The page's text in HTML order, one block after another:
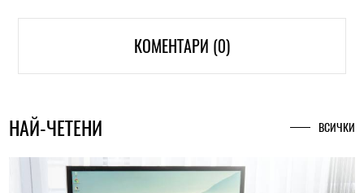
КОМЕНТАРИ (0)
НАЙ-ЧЕТЕНИ ВСИЧКИ